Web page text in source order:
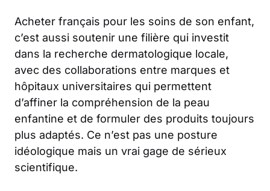
Acheter français pour les soins de son enfant,
c’est aussi soutenir une filière qui investit
dans la recherche dermatologique locale,
avec des collaborations entre marques et
hôpitaux universitaires qui permettent
d’affiner la compréhension de la peau
enfantine et de formuler des produits toujours
plus adaptés. Ce n’est pas une posture
idéologique mais un vrai gage de sérieux
scientifique.